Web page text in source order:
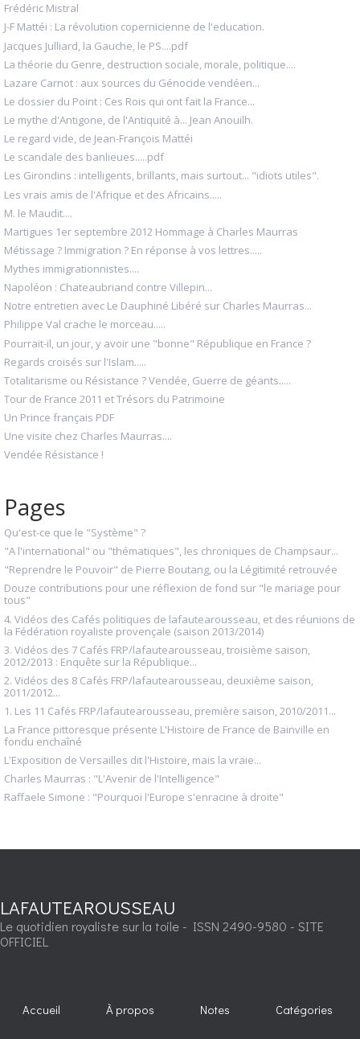
Frédéric Mistral
J-F Mattéi : La révolution copernicienne de l'education.
Jacques Julliard, la Gauche, le PS....pdf
La théorie du Genre, destruction sociale, morale, politique....
Lazare Carnot : aux sources du Génocide vendéen...
Le dossier du Point : Ces Rois qui ont fait la France...
Le mythe d'Antigone, de l'Antiquité à... Jean Anouilh.
Le regard vide, de Jean-François Mattéi
Le scandale des banlieues.....pdf
Les Girondins : intelligents, brillants, mais surtout... "idiots utiles".
Les vrais amis de l'Afrique et des Africains.....
M. le Maudit....
Martigues 1er septembre 2012 Hommage à Charles Maurras
Métissage ? Immigration ? En réponse à vos lettres.....
Mythes immigrationnistes....
Napoléon : Chateaubriand contre Villepin...
Notre entretien avec Le Dauphiné Libéré sur Charles Maurras...
Philippe Val crache le morceau.....
Pourrait-il, un jour, y avoir une "bonne" République en France ?
Regards croisés sur l'Islam.....
Totalitarisme ou Résistance ? Vendée, Guerre de géants.....
Tour de France 2011 et Trésors du Patrimoine
Un Prince français PDF
Une visite chez Charles Maurras....
Vendée Résistance !
Pages
Qu'est-ce que le "Système" ?
"A l'international" ou "thématiques", les chroniques de Champsaur...
"Reprendre le Pouvoir" de Pierre Boutang, ou la Légitimité retrouvée
Douze contributions pour une réflexion de fond sur "le mariage pour
tous"
4. Vidéos des Cafés politiques de lafautearousseau, et des réunions de
la Fédération royaliste provençale (saison 2013/2014)
3. Vidéos des 7 Cafés FRP/lafautearousseau, troisième saison,
2012/2013 : Enquête sur la République...
2. Vidéos des 8 Cafés FRP/lafautearousseau, deuxième saison,
2011/2012...
1. Les 11 Cafés FRP/lafautearousseau, première saison, 2010/2011...
La France pittoresque présente L'Histoire de France de Bainville en
fondu enchaîné
L'Exposition de Versailles dit l'Histoire, mais la vraie...
Charles Maurras : "L'Avenir de l'Intelligence"
Raffaele Simone : "Pourquoi l'Europe s'enracine à droite"
LAFAUTEAROUSSEAU
Le quotidien royaliste sur la toile - ISSN 2490-9580 - SITE
OFFICIEL
Accueil À propos Notes Catégories